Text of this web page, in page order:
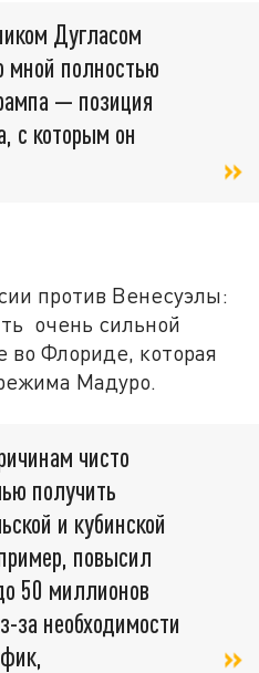
Дугласом
мной полностью
— позиция
с которым он
против Венесуэлы:
очень сильной
во Флориде, которая
Мадуро.
чисто
получить
и кубинской
повысил
50 миллионов
за необходимости